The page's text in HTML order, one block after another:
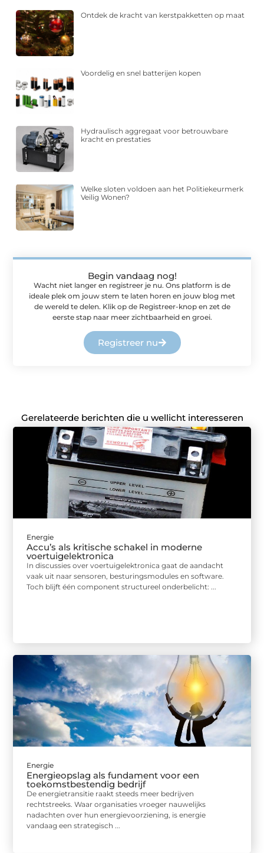
Ontdek de kracht van kerstpakketten op maat
Voordelig en snel batterijen kopen
Hydraulisch aggregaat voor betrouwbare
kracht en prestaties
Welke sloten voldoen aan het Politiekeurmerk
Veilig Wonen?
Begin vandaag nog!
Wacht niet langer en registreer je nu. Ons platform is de
ideale plek om jouw stem te laten horen en jouw blog met
de wereld te delen. Klik op de Registreer-knop en zet de
eerste stap naar meer zichtbaarheid en groei.
Registreer nu
Gerelateerde berichten die u wellicht interesseren
Energie
Accu’s als kritische schakel in moderne
voertuigelektronica
In discussies over voertuigelektronica gaat de aandacht
vaak uit naar sensoren, besturingsmodules en software.
Toch blijft één component structureel onderbelicht: ...
Energie
Energieopslag als fundament voor een
toekomstbestendig bedrijf
De energietransitie raakt steeds meer bedrijven
rechtstreeks. Waar organisaties vroeger nauwelijks
nadachten over hun energievoorziening, is energie
vandaag een strategisch ...